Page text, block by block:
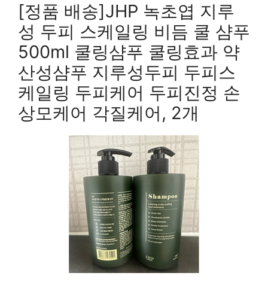
[정품 배송]JHP 녹초엽 지루
성 두피 스케일링 비듬 쿨 샴푸
500ml 쿨링샴푸 쿨링효과 약
산성샴푸 지루성두피 두피스
케일링 두피케어 두피진정 손
상모케어 각질케어, 2개